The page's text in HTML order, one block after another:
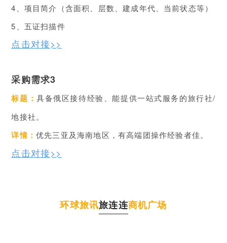
4、项目简介（含面积、层数、建成年代、当前状态等）
5、五证扫描件
点击对接>>
采购需求3
标题：具备俄区接待经验、能提供一站式服务的旅行社/
地接社。
详情： 优先三亚及海南地区，有高端团操作经验者佳。
点击对接>>
环球旅讯旅连连商机广场